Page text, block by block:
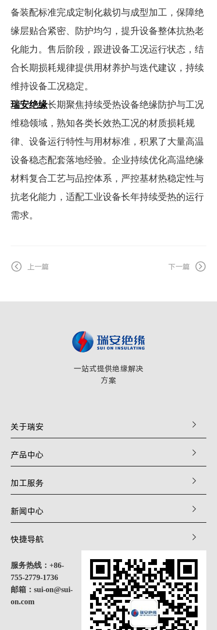
备装配标准完成定制化裁切与成型加工，保障绝
缘层贴合紧密、防护均匀，提升设备整体抗热老
化能力。售后阶段，跟进设备工况运行状态，结
合长期损耗规律提供用材养护与迭代建议，持续
维持设备工况稳定。
瑞安绝缘长期聚焦持续受热设备绝缘防护与工况
维稳领域，熟知各类长效热工况的材质损耗规
律、设备运行特性与用材标准，积累了大量高温
设备稳态配套落地经验。企业持续优化高温绝缘
材料复合工艺与品控体系，严控基材热稳定性与
抗老化能力，适配工业设备长年持续受热的运行
需求。
上一篇 下一篇
一站式提供绝缘解决
方案
关于瑞安
产品中心
加工服务
新闻中心
快捷导航
服务热线：+86-
755-2779-1736
邮箱：sui-on@sui-
on.com